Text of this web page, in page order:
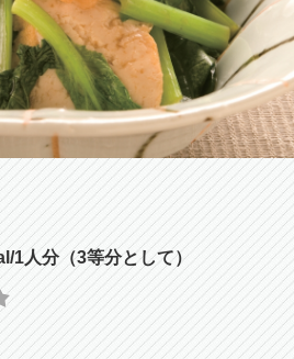
1人分（3等分として）